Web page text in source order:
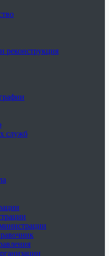
реконструкция
служб